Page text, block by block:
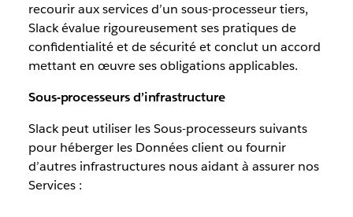
recourir aux services d’un sous-processeur tiers,
Slack évalue rigoureusement ses pratiques de
confidentialité et de sécurité et conclut un accord
mettant en œuvre ses obligations applicables.
Sous-processeurs d’infrastructure
Slack peut utiliser les Sous-processeurs suivants
pour héberger les Données client ou fournir
d’autres infrastructures nous aidant à assurer nos
Services :